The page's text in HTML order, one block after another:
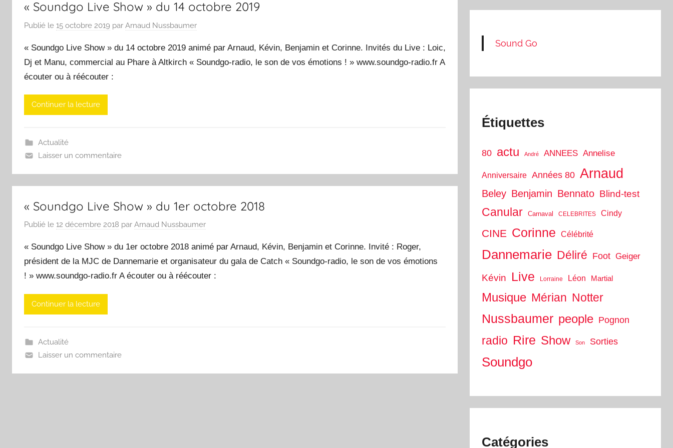
« Soundgo Live Show » du 14 octobre 2019
Publié le 15 octobre 2019 par Arnaud Nussbaumer
« Soundgo Live Show » du 14 octobre 2019 animé par Arnaud, Kévin, Benjamin et Corinne. Invités du Live : Loic,
Dj et Manu, commercial au Phare à Altkirch « Soundgo-radio, le son de vos émotions ! » www.soundgo-radio.fr A
écouter ou à réécouter :
Continuer la lecture
Actualité
Laisser un commentaire
« Soundgo Live Show » du 1er octobre 2018
Publié le 12 décembre 2018 par Arnaud Nussbaumer
« Soundgo Live Show » du 1er octobre 2018 animé par Arnaud, Kévin, Benjamin et Corinne. Invité : Roger,
président de la MJC de Dannemarie et organisateur du gala de Catch « Soundgo-radio, le son de vos émotions
! » www.soundgo-radio.fr A écouter ou à réécouter :
Continuer la lecture
Actualité
Laisser un commentaire
Sound Go
Étiquettes
80 actu André ANNEES Annelise
Anniversaire Années 80 Arnaud
Beley Benjamin Bennato Blind-test
Canular Carnaval CELEBRITES Cindy
CINE Corinne Célébrité
Dannemarie Déliré Foot Geiger
Kévin Live Lorraine Léon Martial
Musique Mérian Notter
Nussbaumer people Pognon
radio Rire Show Son Sorties
Soundgo
Catégories